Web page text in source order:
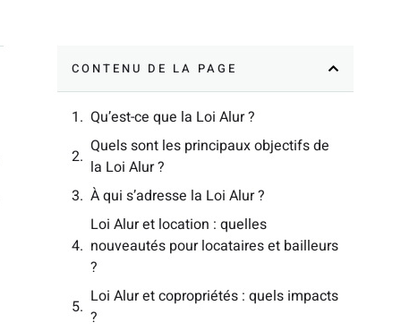
CONTENU DE LA PAGE
Qu’est-ce que la Loi Alur ?
Quels sont les principaux objectifs de
la Loi Alur ?
À qui s’adresse la Loi Alur ?
Loi Alur et location : quelles
nouveautés pour locataires et bailleurs
?
Loi Alur et copropriétés : quels impacts
?